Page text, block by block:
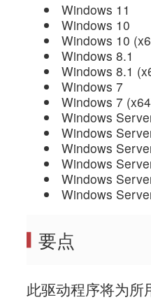
Windows 11
Windows 10
Windows 10
Windows 8.1
Windows 8.1
Windows 7
Windows 7
Windows
Windows
Windows
Windows
Windows
Windows
要点
此驱动程序将为所